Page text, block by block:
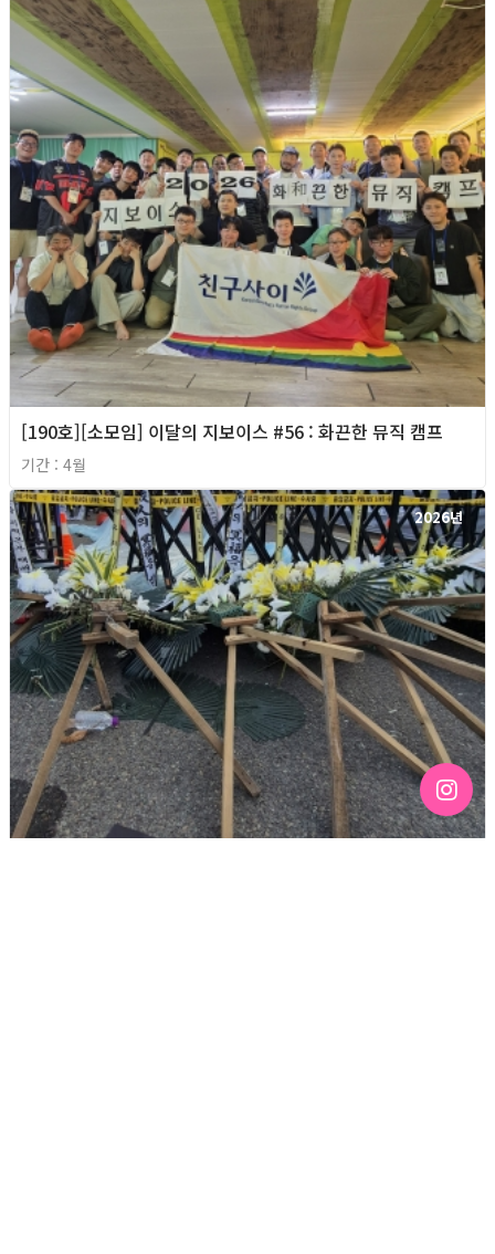
[190호][소모임] 이달의 지보이스 #56 : 화끈한 뮤직 캠프
기간 : 4월
2026년